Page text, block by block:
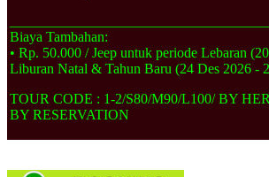
Biaya Tambahan:
• Rp. 50.000 / Jeep untuk periode Lebaran
Liburan Natal & Tahun Baru (24 Des 2026 -
TOUR CODE : 1-2/S80/M90/L100/ BY
BY RESERVATION